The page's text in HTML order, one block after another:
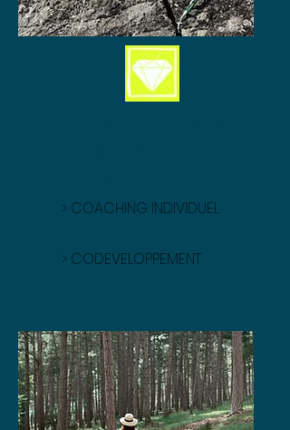
> COACHING INDIVIDUEL
> CODEVELOPPEMENT